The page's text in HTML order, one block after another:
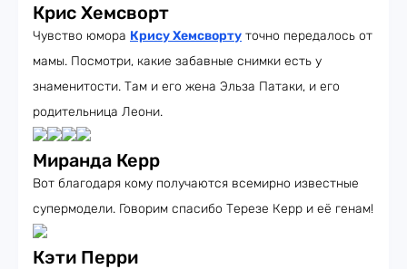
Крис Хемсворт
Чувство юмора Крису Хемсворту точно передалось от
мамы. Посмотри, какие забавные снимки есть у
знаменитости. Там и его жена Эльза Патаки, и его
родительница Леони.
Миранда Керр
Вот благодаря кому получаются всемирно известные
супермодели. Говорим спасибо Терезе Керр и её генам!
Кэти Перри